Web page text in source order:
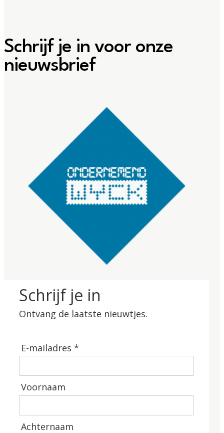
Schrijf je in voor onze
nieuwsbrief
Schrijf je in
Ontvang de laatste nieuwtjes.
E-mailadres *
Voornaam
Achternaam